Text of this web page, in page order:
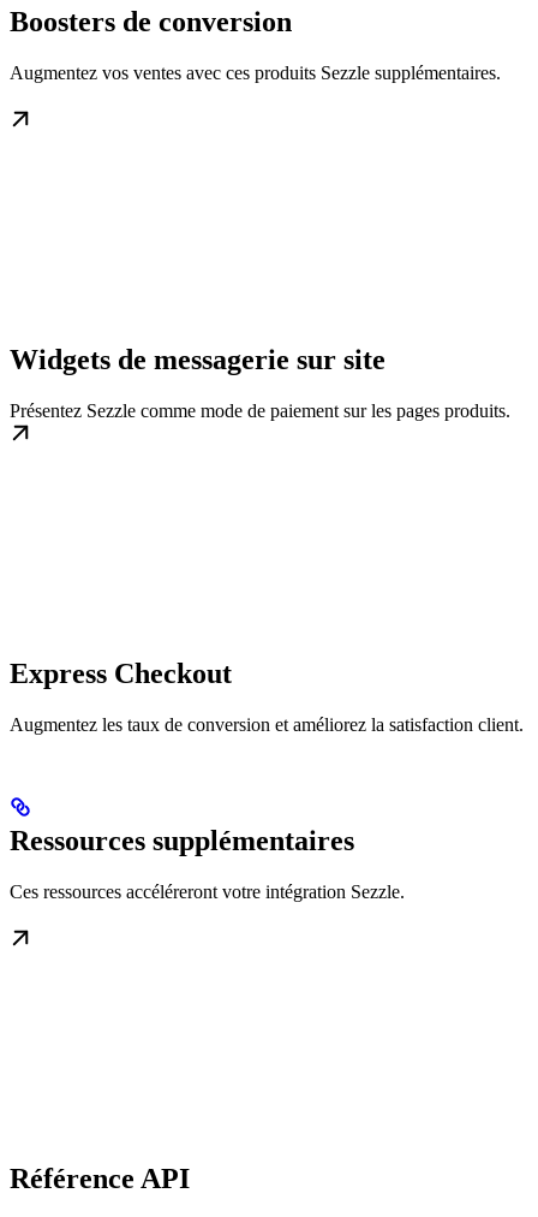
Boosters de conversion
Augmentez vos ventes avec ces produits Sezzle supplémentaires.
Widgets de messagerie sur site
Présentez Sezzle comme mode de paiement sur les pages produits.
Express Checkout
Augmentez les taux de conversion et améliorez la satisfaction client.
Ressources supplémentaires
Ces ressources accéléreront votre intégration Sezzle.
Référence API